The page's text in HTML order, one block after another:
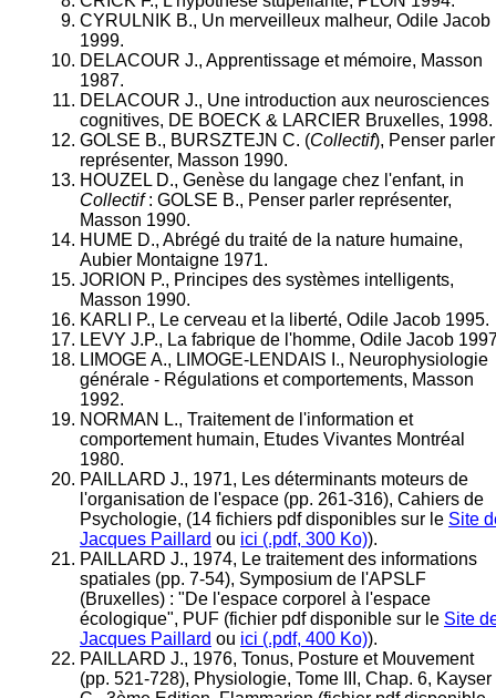
CYRULNIK B., Un merveilleux malheur, Odile Jacob
1999.
DELACOUR J., Apprentissage et mémoire, Masson
1987.
DELACOUR J., Une introduction aux neurosciences
cognitives, DE BOECK & LARCIER Bruxelles, 1998.
GOLSE B., BURSZTEJN C. (Collectif), Penser parler
représenter, Masson 1990.
HOUZEL D., Genèse du langage chez l'enfant, in
Collectif: GOLSE B., Penser parler représenter,
Masson 1990.
HUME D., Abrégé du traité de la nature humaine,
Aubier Montaigne 1971.
JORION P., Principes des systèmes intelligents,
Masson 1990.
KARLI P., Le cerveau et la liberté, Odile Jacob 1995.
LEVY J.P., La fabrique de l'homme, Odile Jacob
LIMOGE A., LIMOGE-LENDAIS I., Neurophysiologie
générale - Régulations et comportements, Masson
1992.
NORMAN L., Traitement de l'information et
comportement humain, Etudes Vivantes Montréal
1980.
PAILLARD J., 1971, Les déterminants moteurs de
l'organisation de l'espace (pp. 261-316), Cahiers de
Psychologie, (14 fichiers pdf disponibles sur le Site
Jacques Paillard ou ici (.pdf, 300 Ko)).
PAILLARD J., 1974, Le traitement des informations
spatiales (pp. 7-54), Symposium de l'APSLF
(Bruxelles) : "De l'espace corporel à l'espace
écologique", PUF (fichier pdf disponible sur le Site
Jacques Paillard ou ici (.pdf, 400 Ko)).
PAILLARD J., 1976, Tonus, Posture et Mouvement
(pp. 521-728), Physiologie, Tome III, Chap. 6, Kayser